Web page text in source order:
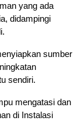
yang ada
didampingi
sumber
sendiri.
mengatasi dan
di Instalasi